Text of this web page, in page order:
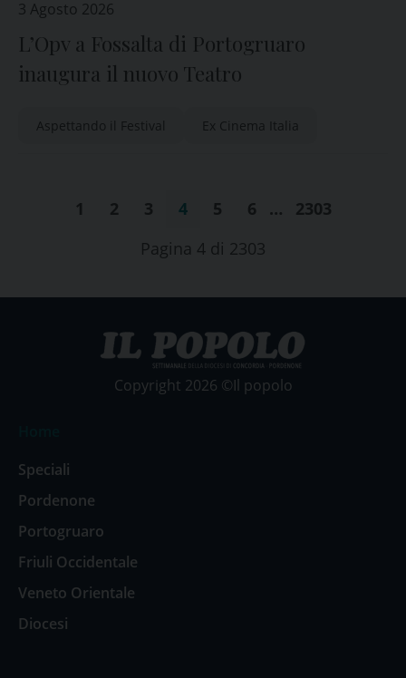
3 Agosto 2026
L’Opv a Fossalta di Portogruaro
inaugura il nuovo Teatro
Aspettando il Festival Ex Cinema Italia
1 2 3 4 5 6 …
2303
Pagina 4 di 2303
Copyright 2026 ©Il popolo
Speciali
Pordenone
Portogruaro
Friuli Occidentale
Veneto Orientale
Diocesi